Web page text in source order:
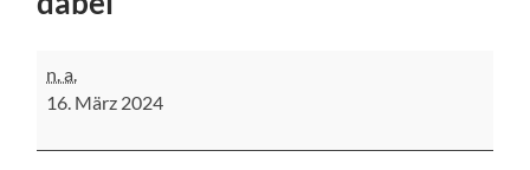
weg-
Tag:
DUC
n. a.
16. März 2024